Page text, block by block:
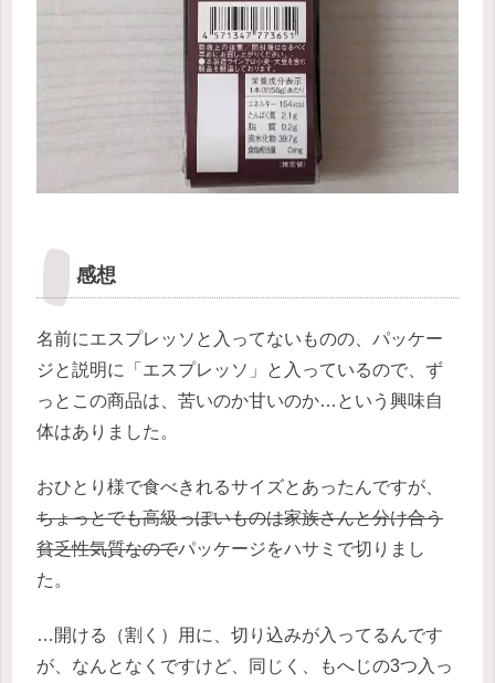
感想
名前にエスプレッソと入ってないものの、パッケー
ジと説明に「エスプレッソ」と入っているので、ず
っとこの商品は、苦いのか甘いのか…という興味自
体はありました。
おひとり様で食べきれるサイズとあったんですが、
ちょっとでも高級っぽいものは家族さんと分け合う
貧乏性気質なのでパッケージをハサミで切りまし
た。
…開ける（割く）用に、切り込みが入ってるんです
が、なんとなくですけど、同じく、もへじの3つ入っ